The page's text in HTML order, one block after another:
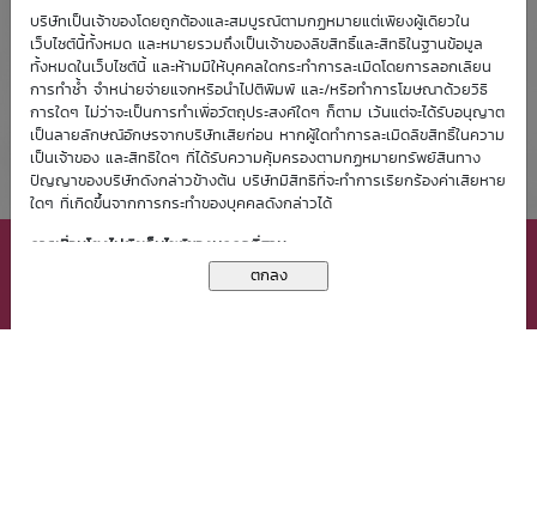
บริษัทเป็นเจ้าของโดยถูกต้องและสมบูรณ์ตามกฏหมายแต่เพียงผู้เดียวใน
เว็บไซต์นี้ทั้งหมด และหมายรวมถึงเป็นเจ้าของลิขสิทธิ์และสิทธิในฐานข้อมูล
ทั้งหมดในเว็บไซต์นี้ และห้ามมิให้บุคคลใดกระทำการละเมิดโดยการลอกเลียน
การทำซ้ำ จำหน่ายจ่ายแจกหรือนำไปตีพิมพ์ และ/หรือทำการโฆษณาด้วยวิธี
การใดๆ ไม่ว่าจะเป็นการทำเพื่อวัตถุประสงค์ใดๆ ก็ตาม เว้นแต่จะได้รับอนุญาต
เป็นลายลักษณ์อักษรจากบริษัทเสียก่อน หากผู้ใดทำการละเมิดลิขสิทธิ์ในความ
เป็นเจ้าของ และสิทธิใดๆ ที่ได้รับความคุ้มครองตามกฏหมายทรัพย์สินทาง
ปัญญาของบริษัทดังกล่าวข้างต้น บริษัทมีสิทธิที่จะทำการเรียกร้องค่าเสียหาย
ใดๆ ที่เกิดขึ้นจากการกระทำของบุคคลดังกล่าวได้
การเชื่อมโยงไปยังเว็บไซต์ของบุคคลที่สาม
การเชื่อมโยงเว็บไซต์นี้กับเว็บไซต์ของบุคคลที่สามเป็นเพียงการอำนวยความ
เว็บไซต์นี้มีการจัดเก็บคุกกี้ (Cookies) เพื่อช่วยเพิ่มประสิทธิภาพ
การให้บริการแก่ท่าน การใช้งานเว็บไซต์นี้ถือเป็นการยินยอมให้บริษัท
จัดเก็บและใช้คุกกี้ของท่าน โปรดกด
เพื่อศึกษารายละเอียด